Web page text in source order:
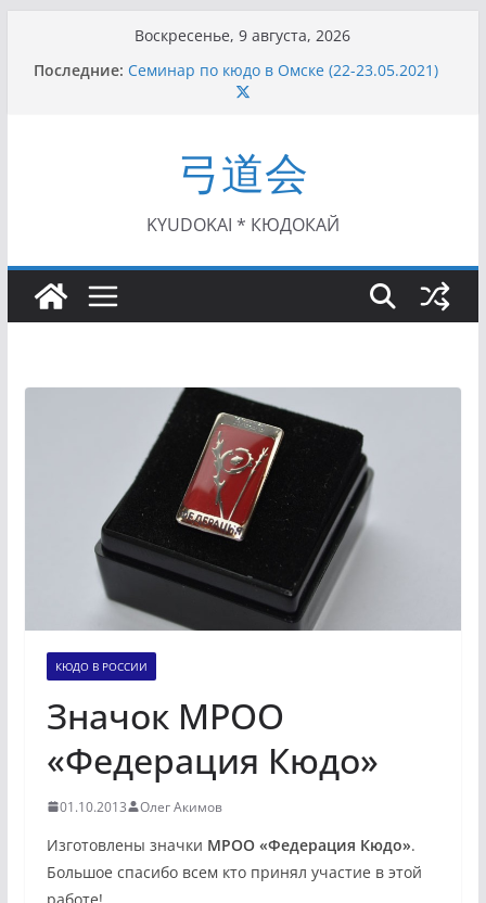
содержимому
Воскресенье, 9 августа, 2026
Последние: Семинар по кюдо в Омске (22-23.05.2021)
Чемпионат Росcии, Дёмино (2-5.09.2021)
II Кубок Посла Японии в России по Кюдо,
Орёл (25.07.2021)
I этап Кубка Московской области по Кюдо /
Сейдокан II (27.06.2021)
弓道会
KYUDOKAI * КЮДОКАЙ
КЮДО В РОССИИ
Значок МРОО
«Федерация Кюдо»
01.10.2013 Олег Акимов
Изготовлены значки МРОО «Федерация Кюдо».
Большое спасибо всем кто принял участие в этой